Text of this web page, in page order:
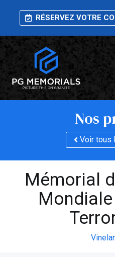
RÉSERVEZ VOTRE
Nos
Voir tous
Mémorial